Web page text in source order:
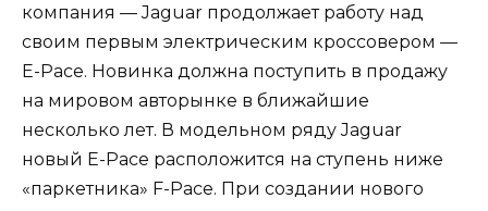
компания — Jaguar продолжает работу над
своим первым электрическим кроссовером —
E-Pace. Новинка должна поступить в продажу
на мировом авторынке в ближайшие
несколько лет. В модельном ряду Jaguar
новый E-Pace расположится на ступень ниже
«паркетника» F-Pace. При создании нового